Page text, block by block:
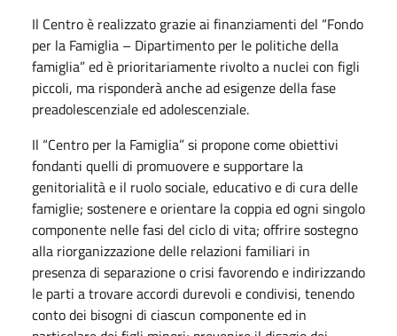
Il Centro è realizzato grazie ai finanziamenti del “Fondo
per la Famiglia – Dipartimento per le politiche della
famiglia” ed è prioritariamente rivolto a nuclei con figli
piccoli, ma risponderà anche ad esigenze della fase
preadolescenziale ed adolescenziale.
Il “Centro per la Famiglia” si propone come obiettivi
fondanti quelli di promuovere e supportare la
genitorialità e il ruolo sociale, educativo e di cura delle
famiglie; sostenere e orientare la coppia ed ogni singolo
componente nelle fasi del ciclo di vita; offrire sostegno
alla riorganizzazione delle relazioni familiari in
presenza di separazione o crisi favorendo e indirizzando
le parti a trovare accordi durevoli e condivisi, tenendo
conto dei bisogni di ciascun componente ed in